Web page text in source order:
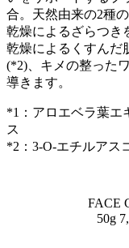
合。天然由来の2種
乾燥によるざらつき
乾燥によるくすんだ
(*2)、キメの整った
導きます。
*1：アロエベラ葉エ
ス
*2：3-O-エチルアス
FACE
50g